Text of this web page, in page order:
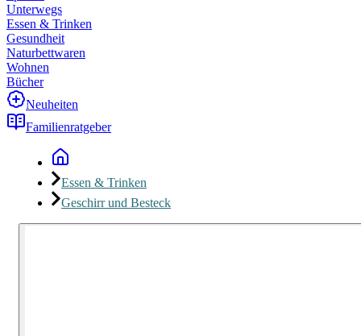
Unterwegs
Essen & Trinken
Gesundheit
Naturbettwaren
Wohnen
Bücher
Neuheiten
Familienratgeber
Essen & Trinken
Geschirr und Besteck